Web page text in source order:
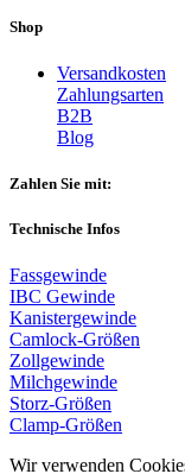
Shop
Versandkosten
Zahlungsarten
B2B
Blog
Zahlen Sie mit:
Technische Infos
Fassgewinde
IBC Gewinde
Kanistergewinde
Camlock-Größen
Zollgewinde
Milchgewinde
Storz-Größen
Clamp-Größen
Wir verwenden